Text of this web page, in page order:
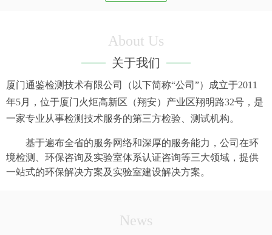
About Us
关于我们
厦门通鉴检测技术有限公司（以下简称“公司”）成立于2011
年5月，位于厦门火炬高新区（翔安）产业区翔明路32号，是
一家专业从事检测技术服务的第三方检验、测试机构。
基于遍布全省的服务网络和深厚的服务能力，公司在环
境检测、环保咨询及实验室体系认证咨询等三大领域，提供
一站式的环保解决方案及实验室建设解决方案。
News